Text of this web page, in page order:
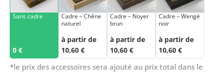
Sans cadre
0 €
Cadre – Chêne
naturel
à partir de
10,60 €
Cadre – Noyer
brun
à partir de
10,60 €
Cadre – Wengé
noir
à partir de
10,60 €
*le prix des accessoires sera ajouté au prix total dans le